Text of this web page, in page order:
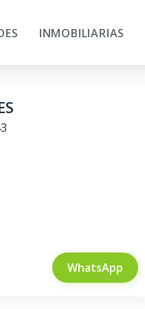
INMOBILIARIAS
WhatsApp